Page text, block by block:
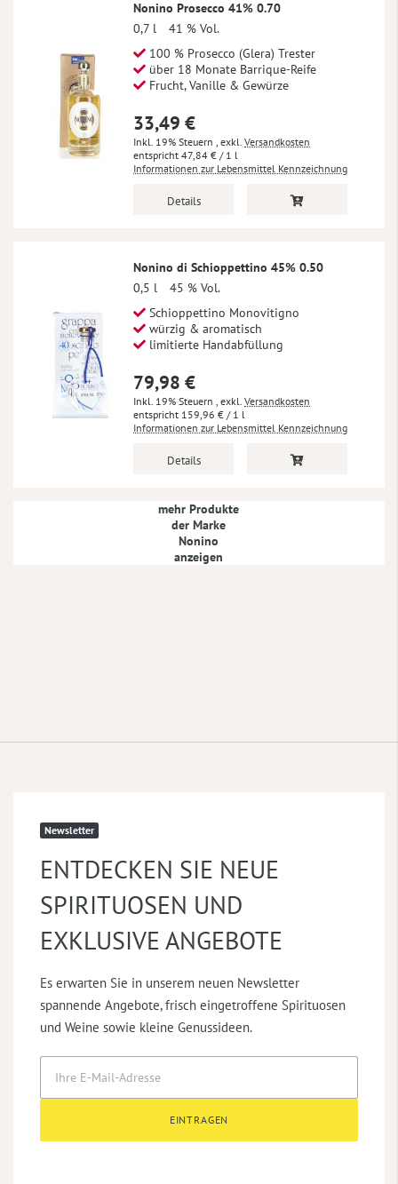
Nonino Prosecco 41% 0.70
0,7 l
41 % Vol.
100 % Prosecco (Glera) Trester
über 18 Monate Barrique-Reife
Frucht, Vanille & Gewürze
33,49 €
Inkl. 19% Steuern , exkl. Versandkosten
47,84 € / 1 l
Informationen zur Lebensmittel Kennzeichnung
Details
Nonino di Schioppettino 45% 0.50
0,5 l
45 % Vol.
Schioppettino Monovitigno
würzig & aromatisch
limitierte Handabfüllung
79,98 €
Inkl. 19% Steuern , exkl. Versandkosten
159,96 € / 1 l
Informationen zur Lebensmittel Kennzeichnung
Details
mehr Produkte
der Marke
Nonino
anzeigen
Newsletter
ENTDECKEN SIE NEUE
SPIRITUOSEN UND
EXKLUSIVE ANGEBOTE
Es erwarten Sie in unserem neuen Newsletter
spannende Angebote, frisch eingetroffene Spirituosen
und Weine sowie kleine Genussideen.
EINTRAGEN